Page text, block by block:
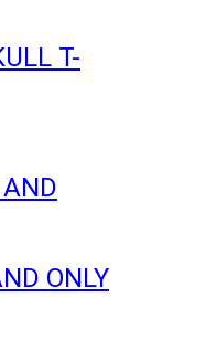
T-
ONLY